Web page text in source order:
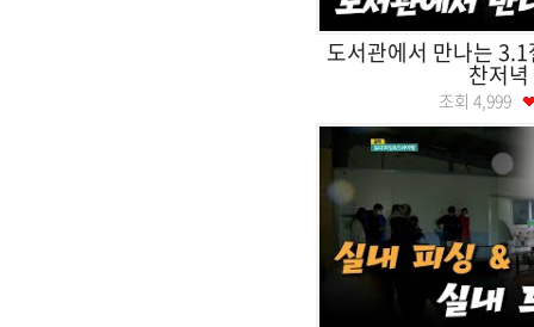
도서관에서 만나는
찬저녁
조회 4,999